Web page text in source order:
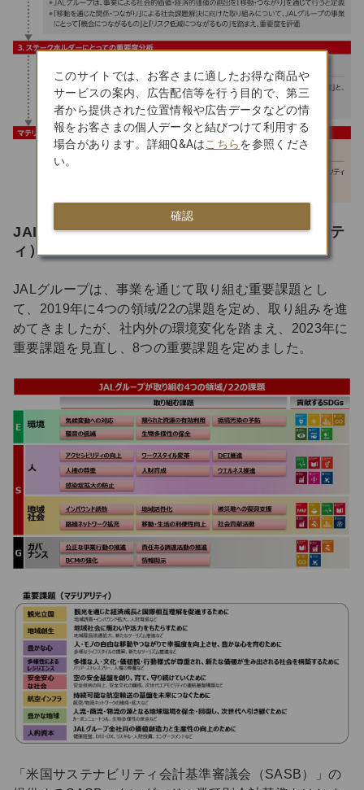
JALグループが取り組む重要課題（マテリアリテ
ィ）
JALグループは、事業を通じて取り組む重要課題とし
て、2019年に4つの領域/22の課題を定め、取り組みを進
めてきましたが、社内外の環境変化を踏まえ、2023年に
重要課題を見直し、8つの重要課題を定めました。
「米国サステナビリティ会計基準審議会（SASB）」の
このサイトでは、お客さまに適したお得な商品や
サービスの案内、広告配信等を行う目的で、第三
者から提供された位置情報や広告データなどの情
報をお客さまの個人データと結びつけて利用する
場合があります。詳細Q&Aはこちらを参照くださ
い。
確認